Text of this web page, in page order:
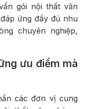
gói nội thất văn
ứng đầy đủ nhu
chuyên nghiệp,
ưu điểm mà
các đơn vị cung